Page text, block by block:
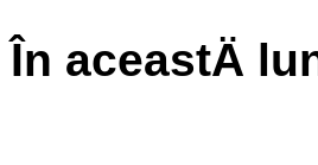
În aceastÄ